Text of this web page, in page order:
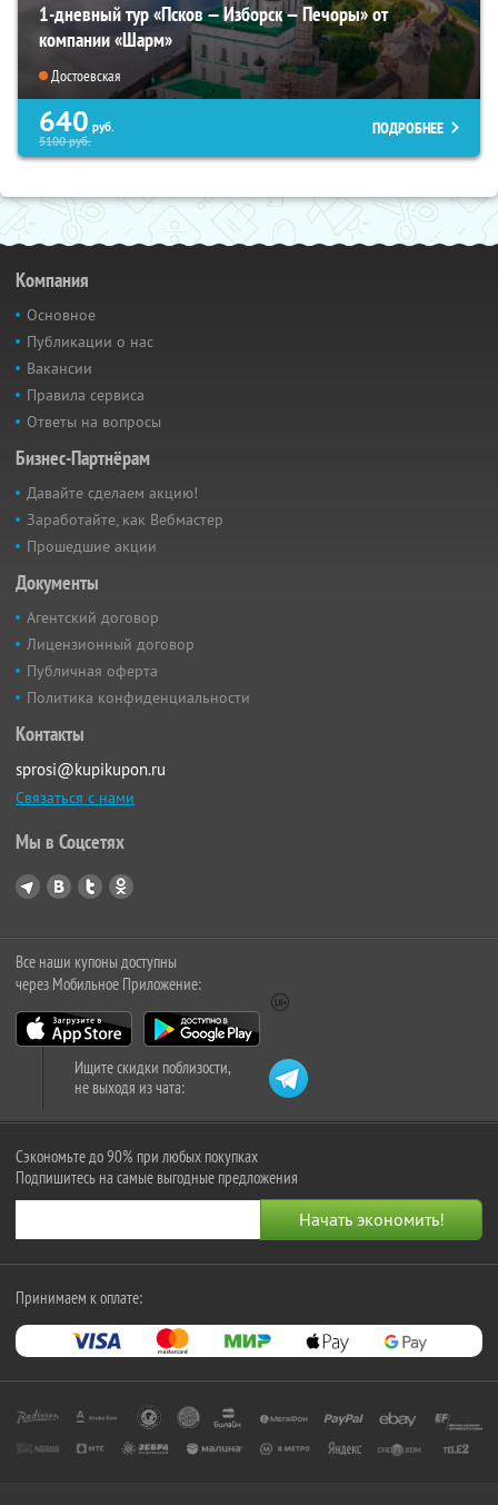
1-дневный тур «Псков — Изборск — Печоры» от
компании «Шарм»
Достоевская
640 руб.
5100руб.
ПОДРОБНЕЕ
Компания
Основное
Публикации о нас
Вакансии
Правила сервиса
Ответы на вопросы
Бизнес-Партнёрам
Давайте сделаем акцию!
Заработайте, как Вебмастер
Прошедшие акции
Документы
Агентский договор
Лицензионный договор
Публичная оферта
Политика конфиденциальности
Контакты
sprosi@kupikupon.ru
Связаться с нами
Мы в Соцсетях
Все наши купоны доступны
через Мобильное Приложение:
Ищите скидки поблизости,
не выходя из чата:
Сэкономьте до 90% при любых покупках
Подпишитесь на самые выгодные предложения
Принимаем к оплате: